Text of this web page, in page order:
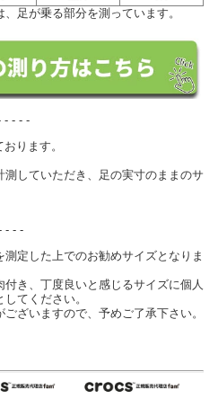
足が乗る部分を測っています。
- - - -
ります。
測していただき、足の実寸のままのサ
- - -
測定した上でのお勧めサイズとなりま
き、丁度良いと感じるサイズに個人
てください。
ざいますので、予めご了承下さい。